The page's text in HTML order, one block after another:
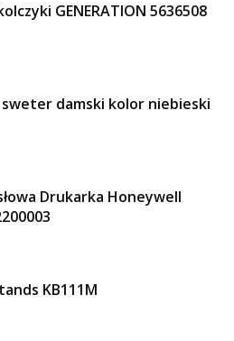
GENERATION 5636508
damski kolor niebieski
Drukarka Honeywell
KB111M